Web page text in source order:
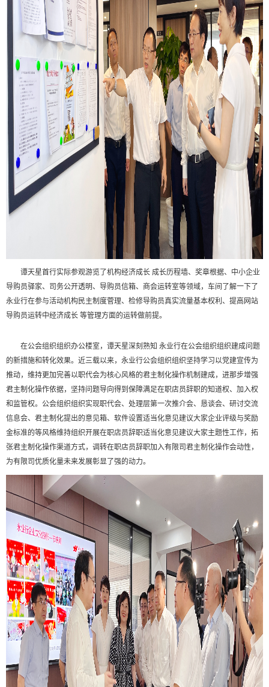
谭天星首行实际参观游览了机构经济成长 成长历程墙、奖章根据、中小企业
导购员驿家、司务公开透明、导购员信箱、商会运转室等领域，车间了解一下了
永业行在参与活动机构民主制度菅理、检修导购员真实流量基本权利、提高网站
导购员运转中经济成长 等管理方面的运转做前提。
在公会组织组织办公楼室，谭天星深刻熟知 永业行在公会组织组织建成问题
的新措施和转化效果。近三载以来，永业行公会组织组织坚持学习以党建宣传为
推动，维持更加完善以职代会为核心风格的君主制化操作机制建成，进那步增强
君主制化操作依据，坚持问题导向得到保障满足在职店员辞职的知道权、加入权
和监管权。公会组织组织实现职代会、处理层第一次推介会、恳谈会、研讨交流
信息会、君主制化提出的意见箱、软件设置适当化意见建议大家企业评级与奖励
金标准的等风格维持组织开展在职店员辞职适当化意见建议大家主题性工作，拓
张君主制化操作渠道方式，调转在职店员辞职加入有限司君主制化操作会动性，
为有限司优质化量未来发展彰显了强的动力。